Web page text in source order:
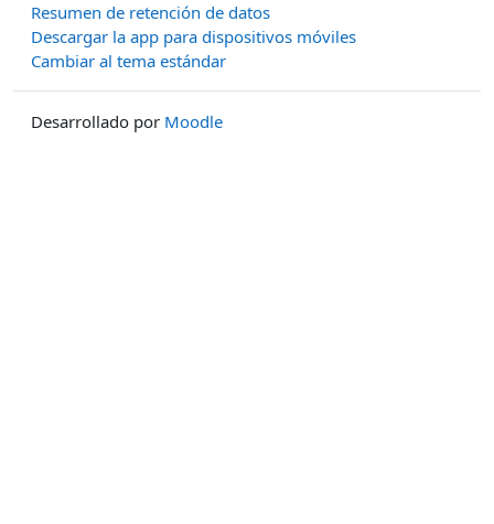
Resumen de retención de datos
Descargar la app para dispositivos móviles
Cambiar al tema estándar
Desarrollado por Moodle